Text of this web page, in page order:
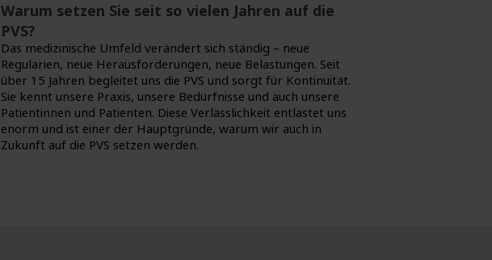
Warum setzen Sie seit so vielen Jahren auf die
PVS?
Das medizinische Umfeld verändert sich ständig – neue
Regularien, neue Herausforderungen, neue Belastungen. Seit
über 15 Jahren begleitet uns die PVS und sorgt für Kontinuität.
Sie kennt unsere Praxis, unsere Bedürfnisse und auch unsere
Patientinnen und Patienten. Diese Verlässlichkeit entlastet uns
enorm und ist einer der Hauptgründe, warum wir auch in
Zukunft auf die PVS setzen werden.